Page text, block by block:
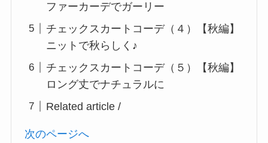
ファーカーデでガーリー
チェックスカートコーデ（４）【秋編】
ニットで秋らしく♪
チェックスカートコーデ（５）【秋編】
ロング丈でナチュラルに
Related article /
次のページへ